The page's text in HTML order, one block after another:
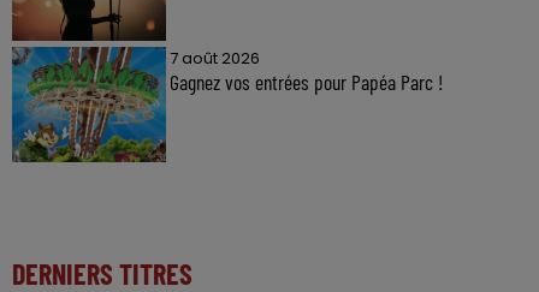
7 août 2026
Gagnez vos entrées pour Papéa Parc !
DERNIERS TITRES